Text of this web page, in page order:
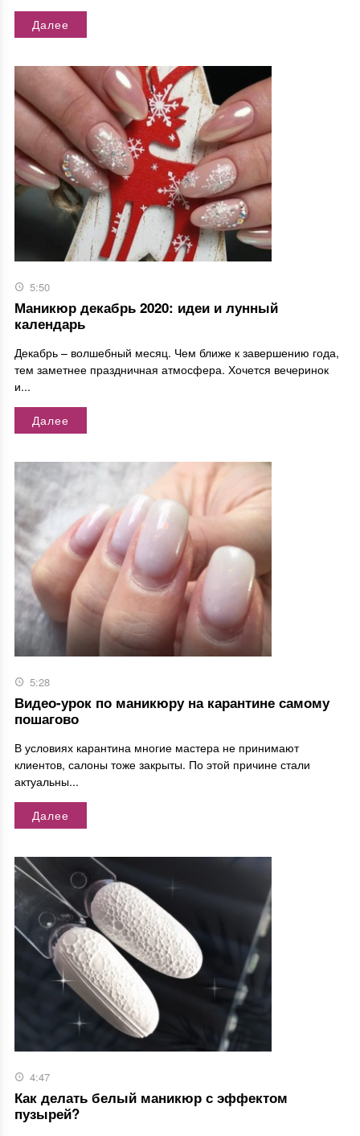
Далее
5:50
Маникюр декабрь 2020: идеи и лунный
календарь
Декабрь – волшебный месяц. Чем ближе к завершению года,
тем заметнее праздничная атмосфера. Хочется вечеринок
и...
Далее
5:28
Видео-урок по маникюру на карантине самому
пошагово
В условиях карантина многие мастера не принимают
клиентов, салоны тоже закрыты. По этой причине стали
актуальны...
Далее
4:47
Как делать белый маникюр с эффектом
пузырей?